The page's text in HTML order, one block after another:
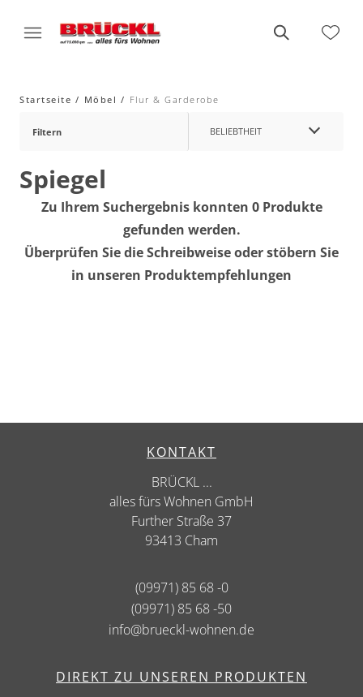
Startseite Möbel Flur & Garderobe
Filtern BELIEBTHEIT
Spiegel
Zu Ihrem Suchergebnis konnten 0 Produkte
gefunden werden.
Überprüfen Sie die Schreibweise oder stöbern Sie
in unseren Produktempfehlungen
KONTAKT
BRÜCKL ...
alles fürs Wohnen GmbH
Further Straße 37
93413 Cham
(09971) 85 68 -0
(09971) 85 68 -50
info@brueckl-wohnen.de
DIREKT ZU UNSEREN PRODUKTEN